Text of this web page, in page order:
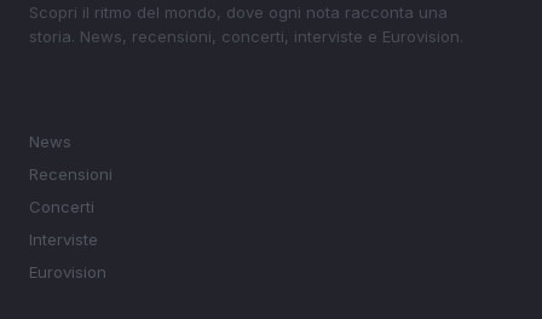
Scopri il ritmo del mondo, dove ogni nota racconta una
storia. News, recensioni, concerti, interviste e Eurovision.
News
Recensioni
Concerti
Interviste
Eurovision